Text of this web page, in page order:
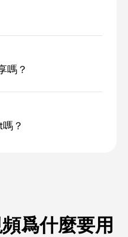
嗎？
？
爲什麼要用